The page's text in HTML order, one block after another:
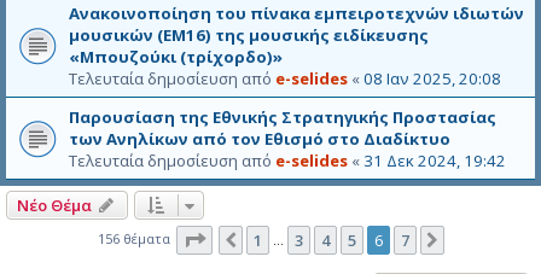
Ανακοινοποίηση του πίνακα εμπειροτεχνών ιδιωτών
μουσικών (ΕΜ16) της μουσικής ειδίκευσης
«Μπουζούκι (τρίχορδο)»
Τελευταία δημοσίευση από e-selides «08 Ιαν 2025, 20:08
Παρουσίαση της Εθνικής Στρατηγικής Προστασίας
των Ανηλίκων από τον Εθισμό στο Διαδίκτυο
Τελευταία δημοσίευση από e-selides « 31 Δεκ 2024, 19:42
Νέο Θέμα
156 θέματα Σελίδα από
Προηγούμενη
1 … 3 4 5 6 7